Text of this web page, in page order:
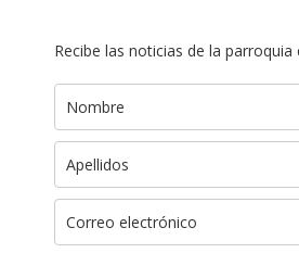
Recibe las noticias de la